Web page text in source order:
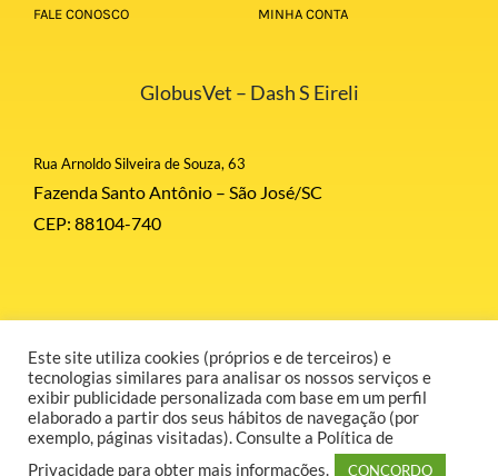
FALE CONOSCO MINHA CONTA
GlobusVet – Dash S Eireli
Rua Arnoldo Silveira de Souza, 63
Fazenda Santo Antônio – São José/SC
CEP: 88104-740
© Copyright 2026 | Globus Corporation | Todos Direitos Reservados |
Desenvolvido por GR COMUNICAÇÃO.
Este site utiliza cookies (próprios e de terceiros) e
tecnologias similares para analisar os nossos serviços e
exibir publicidade personalizada com base em um perfil
elaborado a partir dos seus hábitos de navegação (por
exemplo, páginas visitadas). Consulte a Política de
Privacidade para obter mais informações.
CONCORDO